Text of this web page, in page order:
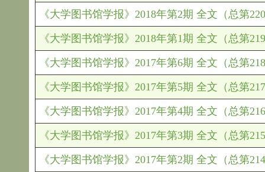
《大学图书馆学报》2018年第2期 全文（总第
《大学图书馆学报》2018年第1期 全文（总第
《大学图书馆学报》2017年第6期 全文（总第
《大学图书馆学报》2017年第5期 全文（总第
《大学图书馆学报》2017年第4期 全文（总第
《大学图书馆学报》2017年第3期 全文（总第
《大学图书馆学报》2017年第2期 全文（总第